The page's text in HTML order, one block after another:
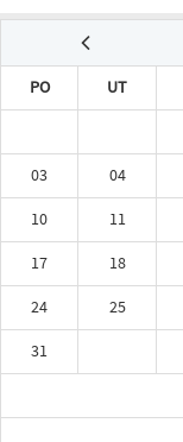
PO UT
03
04
10
11
17
18
24
25
31